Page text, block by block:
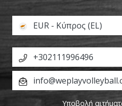
EUR - Κύπρος (EL)
+302111996496
Υποβολή